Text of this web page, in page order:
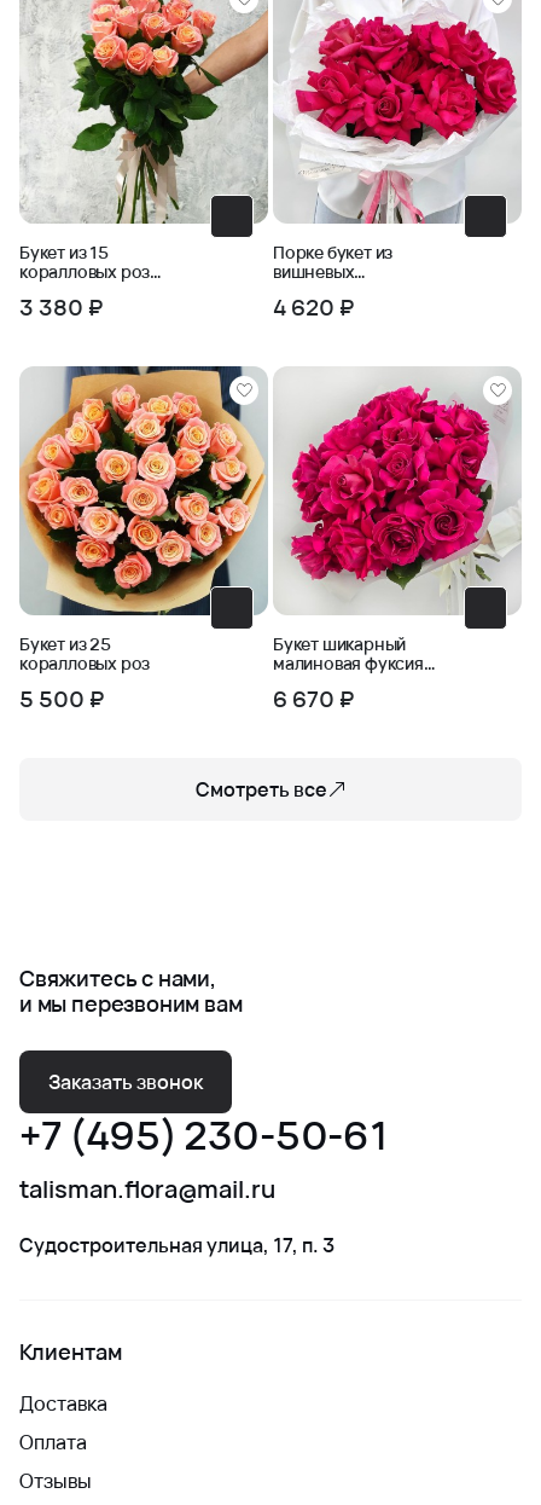
Букет из 15
коралловых роз
3 380 ₽
Порке букет из
вишневых
упаковке
4 620 ₽
Букет из 25
коралловых роз
5 500 ₽
Букет шикарный
малиновая фуксия
Флойд
6 670 ₽
Смотреть все
Свяжитесь с нами,
и мы перезвоним вам
Заказать звонок
+7 (495) 230-50-61
talisman.flora@mail.ru
Судостроительная улица, 17, п. 3
Клиентам
Доставка
Оплата
Отзывы